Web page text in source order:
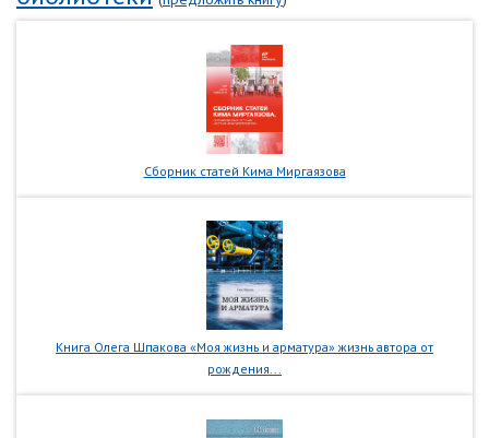
Сборник статей Кима Миргаязова
Книга Олега Шпакова «Моя жизнь и арматура» жизнь автора от
рождения...